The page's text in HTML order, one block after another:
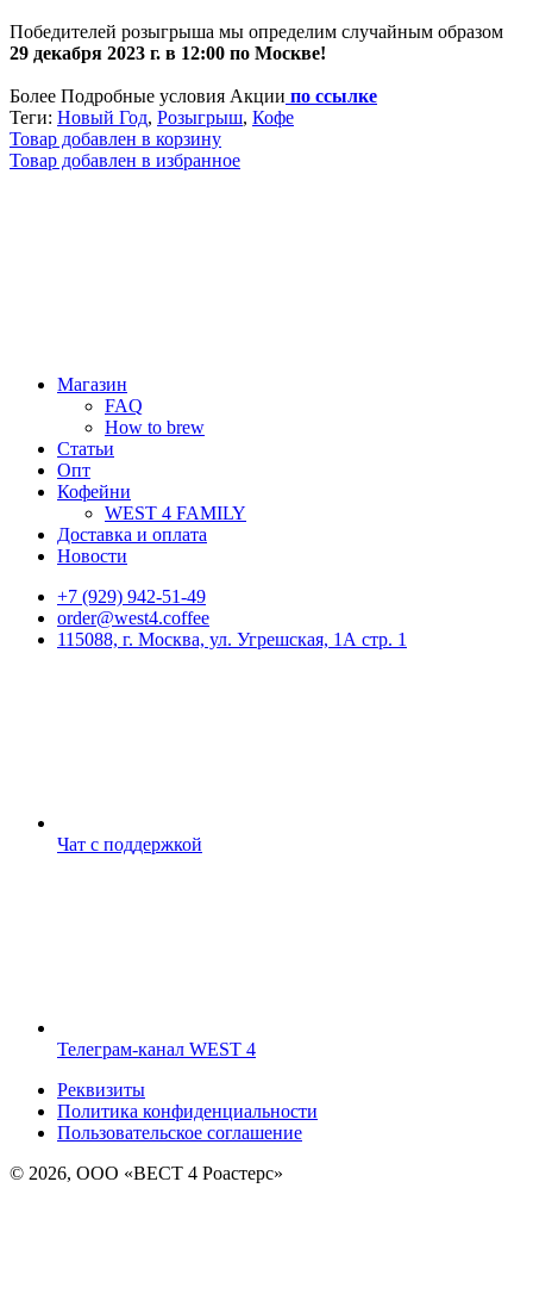
Победителей розыгрыша мы определим случайным образом
29 декабря 2023 г. в 12:00 по Москве!
Более Подробные условия Акции по ссылке
Теги: Новый Год, Розыгрыш, Кофе
Товар добавлен в корзину
Товар добавлен в избранное
Магазин
FAQ
How to brew
Статьи
Опт
Кофейни
WEST 4 FAMILY
Доставка и оплата
Новости
+7 (929) 942-51-49
order@west4.coffee
115088, г. Москва, ул. Угрешская, 1А стр. 1
Чат с поддержкой
Телеграм-канал WEST 4
Реквизиты
Политика конфиденциальности
Пользовательское соглашение
© 2026, ООО «ВЕСТ 4 Роастерс»